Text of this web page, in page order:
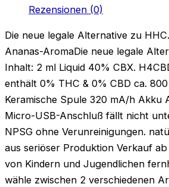
Rezensionen (0)
Die neue legale Alternative zu
Ananas-AromaDie neue legale
Inhalt: 2 ml Liquid 40% CBX.
enthält 0% THC & 0% CBD ca.
Keramische Spule 320 mA/h Akku
Micro-USB-Anschluß fällt nicht
NPSG ohne Verunreinigungen.
aus seriöser Produktion Verkauf
von Kindern und Jugendlichen
wähle zwischen 2 verschiedenen